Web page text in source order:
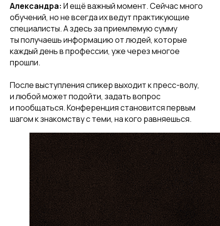
Александра: И ещё важный момент. Сейчас много
обучений, но не всегда их ведут практикующие
специалисты. А здесь за приемлемую сумму
ты получаешь информацию от людей, которые
каждый день в профессии, уже через многое
прошли.
После выступления спикер выходит к пресс-волу,
и любой может подойти, задать вопрос
и пообщаться. Конференция становится первым
шагом к знакомству с теми, на кого равняешься.